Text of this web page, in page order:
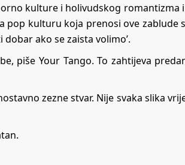
kulture i holivudskog romantizma
pop kulturu koja prenosi ove zablude
dobar ako se zaista volimo’.
piše Your Tango. To zahtijeva
zezne stvar. Nije svaka slika